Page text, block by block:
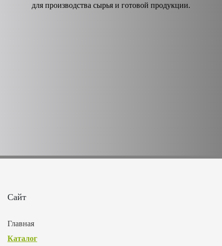
для производства сырья и готовой продукции.
Сайт
Главная
Каталог